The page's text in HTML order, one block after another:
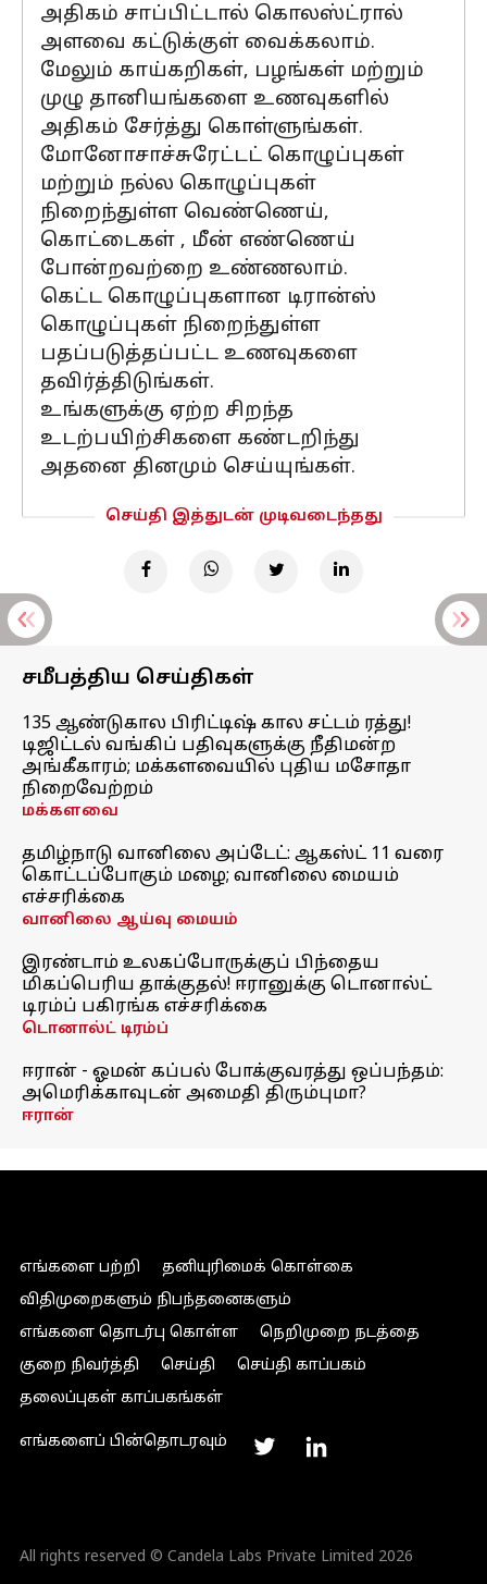
அதிகம் சாப்பிட்டால் கொலஸ்ட்ரால்
அளவை கட்டுக்குள் வைக்கலாம்.
மேலும் காய்கறிகள், பழங்கள் மற்றும்
முழு தானியங்களை உணவுகளில்
அதிகம் சேர்த்து கொள்ளுங்கள்.
மோனோசாச்சுரேட்டட் கொழுப்புகள்
மற்றும் நல்ல கொழுப்புகள்
நிறைந்துள்ள வெண்ணெய்,
கொட்டைகள் , மீன் எண்ணெய்
போன்றவற்றை உண்ணலாம்.
கெட்ட கொழுப்புகளான டிரான்ஸ்
கொழுப்புகள் நிறைந்துள்ள
பதப்படுத்தப்பட்ட உணவுகளை
தவிர்த்திடுங்கள்.
உங்களுக்கு ஏற்ற சிறந்த
உடற்பயிற்சிகளை கண்டறிந்து
அதனை தினமும் செய்யுங்கள்.
செய்தி இத்துடன் முடிவடைந்தது
சமீபத்திய செய்திகள்
135 ஆண்டுகால பிரிட்டிஷ் கால சட்டம் ரத்து!
டிஜிட்டல் வங்கிப் பதிவுகளுக்கு நீதிமன்ற
அங்கீகாரம்; மக்களவையில் புதிய மசோதா
நிறைவேற்றம்
மக்களவை
தமிழ்நாடு வானிலை அப்டேட்: ஆகஸ்ட் 11 வரை
கொட்டப்போகும் மழை; வானிலை மையம்
எச்சரிக்கை
வானிலை ஆய்வு மையம்
இரண்டாம் உலகப்போருக்குப் பிந்தைய
மிகப்பெரிய தாக்குதல்! ஈரானுக்கு டொனால்ட்
டிரம்ப் பகிரங்க எச்சரிக்கை
டொனால்ட் டிரம்ப்
ஈரான் - ஓமன் கப்பல் போக்குவரத்து ஒப்பந்தம்:
அமெரிக்காவுடன் அமைதி திரும்புமா?
ஈரான்
எங்களை பற்றி
தனியுரிமைக் கொள்கை
விதிமுறைகளும் நிபந்தனைகளும்
எங்களை தொடர்பு கொள்ள
நெறிமுறை நடத்தை
குறை நிவர்த்தி
செய்தி
செய்தி காப்பகம்
தலைப்புகள் காப்பகங்கள்
எங்களைப் பின்தொடரவும்
All rights reserved © Candela Labs Private Limited 2026